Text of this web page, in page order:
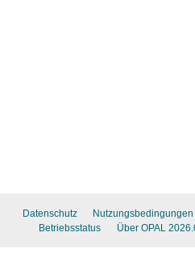
Datenschutz Nutzungsbedingungen
Betriebsstatus
Über OPAL